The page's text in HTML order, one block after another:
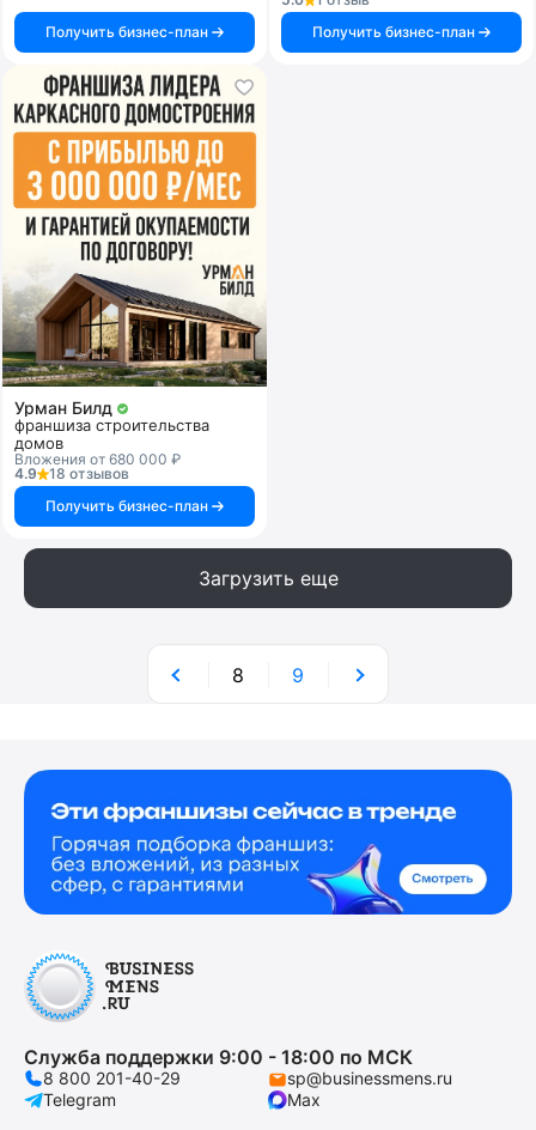
Получить бизнес-план
Получить бизнес-план
Урман Билд
франшиза строительства
домов
Вложения от 680 000 ₽
4.9
18 отзывов
Получить бизнес-план
Загрузить еще
8 9
Служба поддержки 9:00 - 18:00 по МСК
8 800 201-40-29
sp@businessmens.ru
Telegram
Max